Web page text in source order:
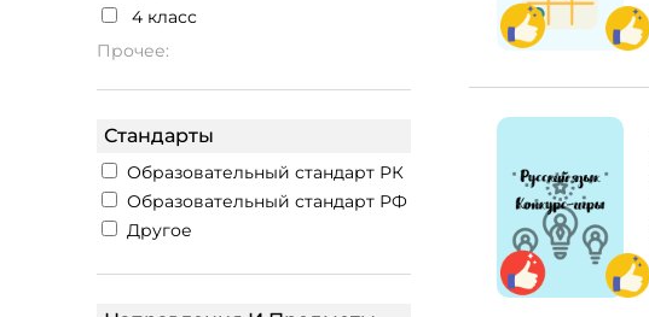
4 класс
Прочее:
Стандарты
Образовательный стандарт РК
Образовательный стандарт РФ
Другое